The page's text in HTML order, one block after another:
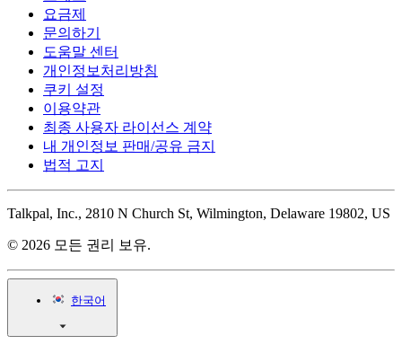
요금제
문의하기
도움말 센터
개인정보처리방침
쿠키 설정
이용약관
최종 사용자 라이선스 계약
내 개인정보 판매/공유 금지
법적 고지
Talkpal, Inc., 2810 N Church St, Wilmington, Delaware 19802, US
© 2026 모든 권리 보유.
한국어